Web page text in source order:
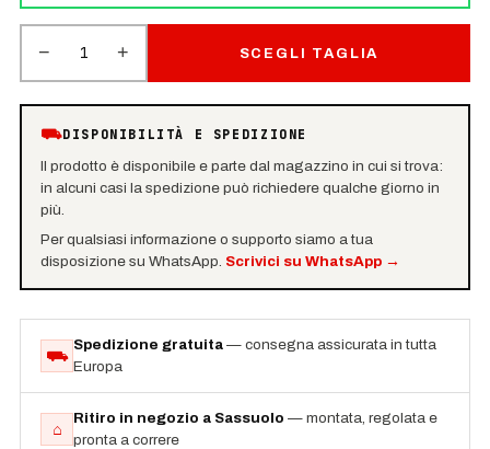
− 1 + SCEGLI TAGLIA
⛟DISPONIBILITÀ E SPEDIZIONE
Il prodotto è disponibile e parte dal magazzino in cui si trova:
in alcuni casi la spedizione può richiedere qualche giorno in
più.
Per qualsiasi informazione o supporto siamo a tua
disposizione su WhatsApp. Scrivici su WhatsApp→
⛟
Spedizione gratuita — consegna assicurata in tutta
Europa
⌂
Ritiro in negozio a Sassuolo — montata, regolata e
pronta a correre